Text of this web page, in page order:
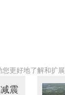
更好地了解和扩展
震